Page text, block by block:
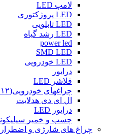
لامپ LED
LED پروژکتوری
LED تابلویی
LED رشد گیاه
power led
SMD LED
LED خودرویی
درایور
فلاشر LED
چراغهای خودرویی(۱۲ ولت DC)
ال ای دی هدلایت
درایور LED
چسب و خمیر
چراغ های شارژی و